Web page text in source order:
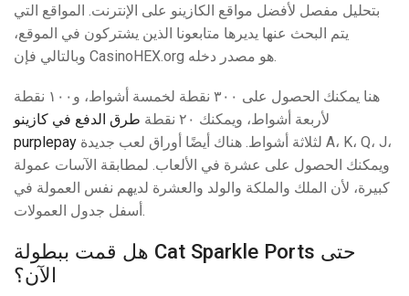
بتحليل مفصل لأفضل مواقع الكازينو على الإنترنت. المواقع التي
يتم البحث عنها يديرها متابعونا الذين يشتركون في الموقع،
وبالتالي فإن CasinoHEX.org هو مصدر دخله.
هنا يمكنك الحصول على ٣٠٠ نقطة لخمسة أشواط، و١٠٠ نقطة
لأربعة أشواط، ويمكنك ٢٠ نقطة
طرق الدفع في كازينو
purplepay
ويمكنك الحصول على عشرة في الألعاب. لمطابقة الآسات عمولة
كبيرة، لأن الملك والملكة والولد والعشرة لديهم نفس العمولة في
أسفل جدول العمولات.
هل قمت ببطولة Cat Sparkle Ports حتى
الآن؟